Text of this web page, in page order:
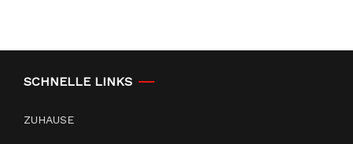
SCHNELLE LINKS
ZUHAUSE